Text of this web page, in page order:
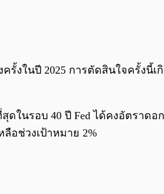
รั้งในปี 2025 การตัดสินใจครั้งนี้
ดในรอบ 40 ปี Fed ได้คงอัตราดอ
อช่วงเป้าหมาย 2%